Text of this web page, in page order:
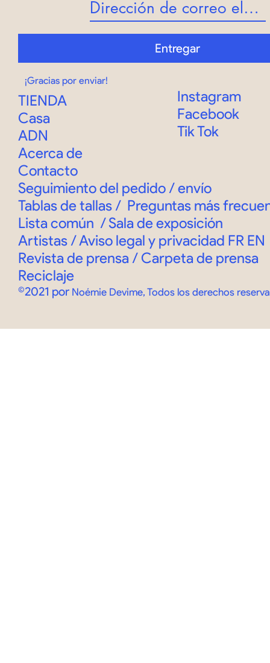
TIENDA
Casa
ADN
Acerca de
Contacto
Instagram
Facebook
Tik Tok
©2021 por Noémie Devime, Todos los derechos
Entregar
¡Gracias por enviar!
Seguimiento del pedido /envío
Tablas de tallas / Preguntas más
Lista común /Sala de exposición
Artistas / Aviso legal y privacidad FR EN
Revista de prensa / Carpeta de prensa
Reciclaje